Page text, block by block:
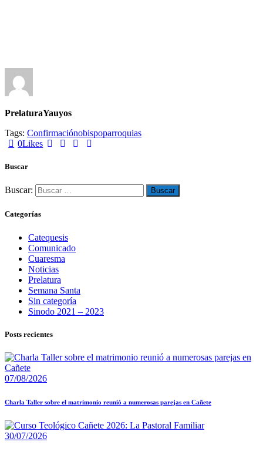
PrelaturaYauyos
Tags: Confirmaciónobispoparroquias
0Likes
Buscar
Buscar:
Categorías
Catequesis
Comunicado
Cuaresma
Noticias
Prelatura
Semana Santa
Sin categoría
Sinodo 2021 – 2023
Posts recientes
07/08/2026
Charla Taller sobre el matrimonio reunió a numerosas parejas en Cañete
30/07/2026